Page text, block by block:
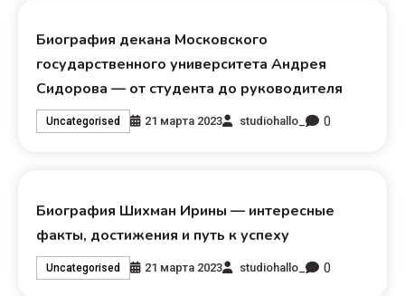
Биография декана Московского
государственного университета Андрея
Сидорова — от студента до руководителя
Uncategorised 21 марта 2023 studiohallo_ 0
Биография Шихман Ирины — интересные
факты, достижения и путь к успеху
Uncategorised 21 марта 2023 studiohallo_ 0